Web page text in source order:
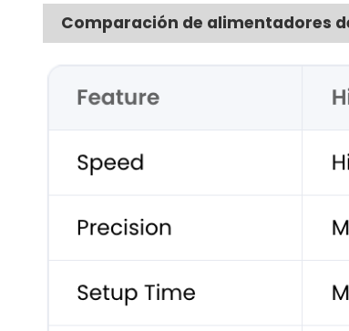
Comparación de alimentadores